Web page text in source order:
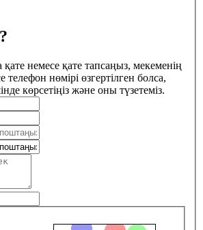
қате немесе қате тапсаңыз, мекеменің
нөмірі өзгертілген болса,
көрсетіңіз және оны түзетеміз.